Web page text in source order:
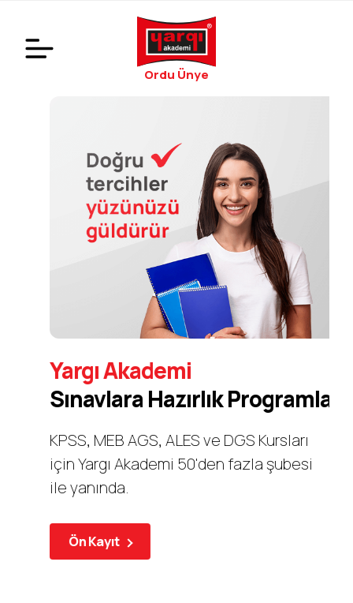
Ordu Ünye
Yargı Akademi
Sınavlara Hazırlık Programları
KPSS, MEB AGS, ALES ve DGS Kursları
için Yargı Akademi 50'den fazla şubesi
ile yanında.
Ön Kayıt